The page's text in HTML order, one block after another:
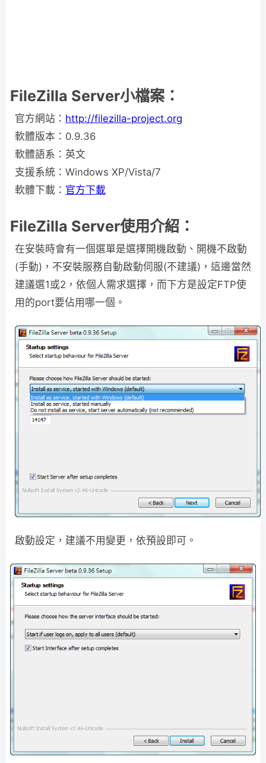
FileZilla Server小檔案：
官方網站： http://filezilla-project.org
軟體版本：0.9.36
軟體語系：英文
支援系統：Windows XP/Vista/7
軟體下載： 官方下載
FileZilla Server使用介紹：
在安裝時會有一個選單是選擇開機啟動、開機不啟動
(手動)，不安裝服務自動啟動伺服(不建議)，這邊當然
建議選1或2，依個人需求選擇，而下方是設定FTP使
用的port要佔用哪一個。
啟動設定，建議不用變更，依預設即可。